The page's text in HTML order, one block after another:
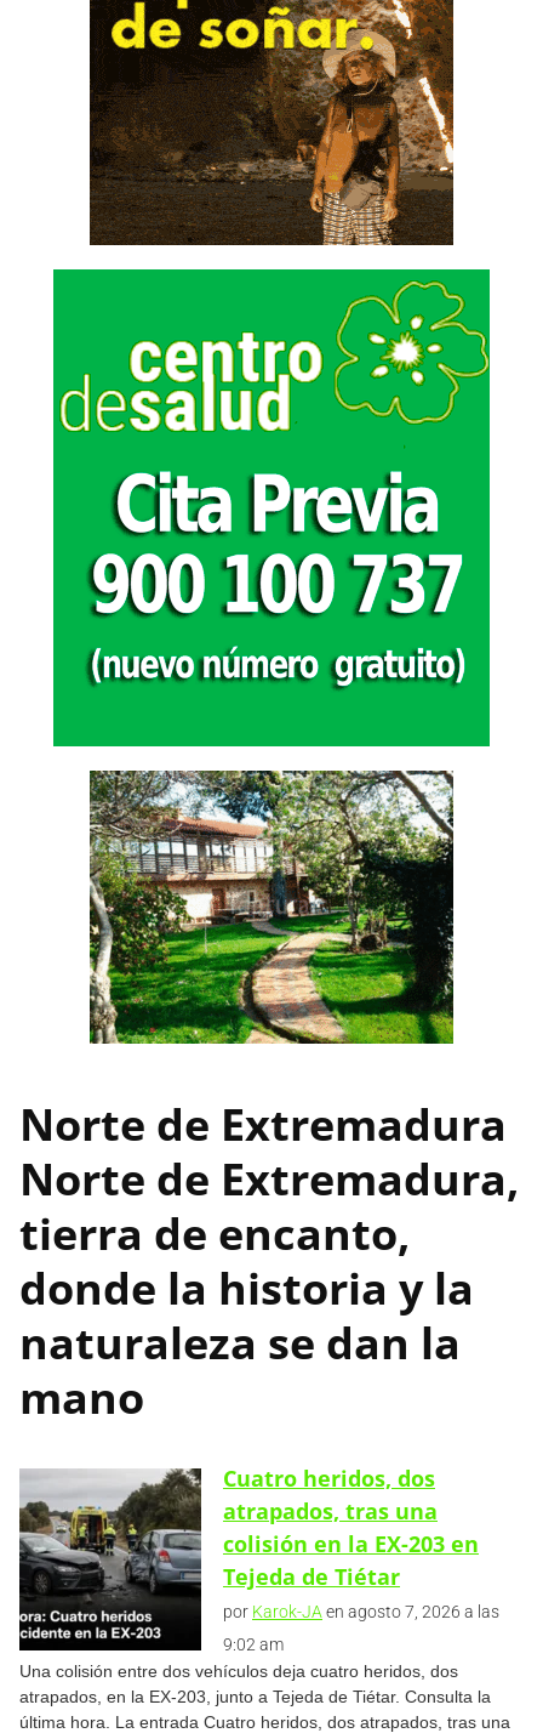
Norte de Extremadura
Norte de Extremadura,
tierra de encanto,
donde la historia y la
naturaleza se dan la
mano
Cuatro heridos, dos
atrapados, tras una
colisión en la EX-203 en
Tejeda de Tiétar
por Karok-JA en agosto 7, 2026 a las
9:02 am
Una colisión entre dos vehículos deja cuatro heridos, dos
atrapados, en la EX-203, junto a Tejeda de Tiétar. Consulta la
última hora. La entrada Cuatro heridos, dos atrapados, tras una